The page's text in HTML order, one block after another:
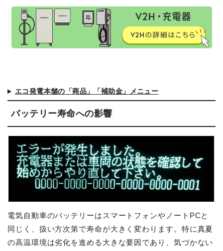
エコ発電本舗の「商品」「補助金」メニュー
バッテリー寿命への影響
電気自動車のバッテリーはスマートフォンやノートPCと
同じく、扱い方次第で寿命が大きく変わります。特に真夏
の高温環境は劣化を進める大きな要因であり、気づかない